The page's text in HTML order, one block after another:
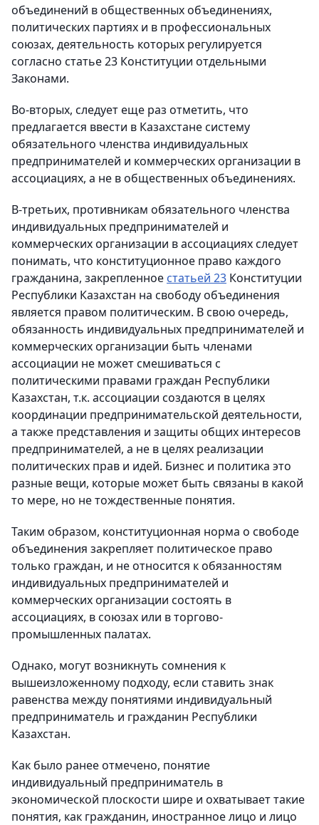
объединений в общественных объединениях,
политических партиях и в профессиональных
союзах, деятельность которых регулируется
согласно статье 23 Конституции отдельными
Законами.
Во-вторых, следует еще раз отметить, что
предлагается ввести в Казахстане систему
обязательного членства индивидуальных
предпринимателей и коммерческих организации в
ассоциациях, а не в общественных объединениях.
В-третьих, противникам обязательного членства
индивидуальных предпринимателей и
коммерческих организации в ассоциациях следует
понимать, что конституционное право каждого
гражданина, закрепленное статьей 23 Конституции
Республики Казахстан на свободу объединения
является правом политическим. В свою очередь,
обязанность индивидуальных предпринимателей и
коммерческих организации быть членами
ассоциации не может смешиваться с
политическими правами граждан Республики
Казахстан, т.к. ассоциации создаются в целях
координации предпринимательской деятельности,
а также представления и защиты общих интересов
предпринимателей, а не в целях реализации
политических прав и идей. Бизнес и политика это
разные вещи, которые может быть связаны в какой
то мере, но не тождественные понятия.
Таким образом, конституционная норма о свободе
объединения закрепляет политическое право
только граждан, и не относится к обязанностям
индивидуальных предпринимателей и
коммерческих организации состоять в
ассоциациях, в союзах или в торгово-
промышленных палатах.
Однако, могут возникнуть сомнения к
вышеизложенному подходу, если ставить знак
равенства между понятиями индивидуальный
предприниматель и гражданин Республики
Казахстан.
Как было ранее отмечено, понятие
индивидуальный предприниматель в
экономической плоскости шире и охватывает такие
понятия, как гражданин, иностранное лицо и лицо